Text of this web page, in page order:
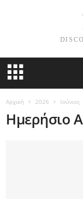
Αρχική 2026 Ιούνιος
Ημερήσιο